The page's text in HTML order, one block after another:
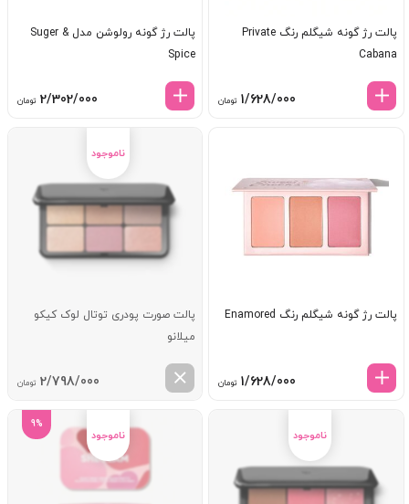
پالت رژ گونه شیگلم رنگ Private
Cabana
1/628/000 تومان
پالت رژ گونه رولوشن مدل Suger &
Spice
2/302/000 تومان
پالت رژ گونه شیگلم رنگ Enamored
1/628/000 تومان
پالت صورت پودری توتال لوک کیکو
میلانو
2/798/000 تومان
9%